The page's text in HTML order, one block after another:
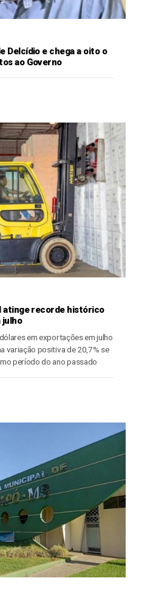
Delcídio e chega a oito o
ao Governo
atinge recorde histórico
julho
em exportações em julho
variação positiva de 20,7% se
período do ano passado